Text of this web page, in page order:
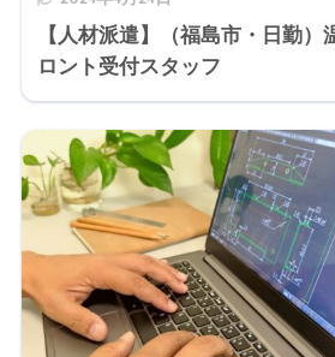
【人材派遣】（福島市・日勤）
ロント受付スタッフ